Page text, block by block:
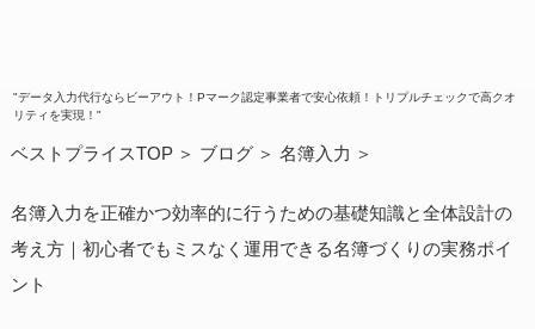
"データ入力代行ならビーアウト！Pマーク認定事業者で安心依頼！トリプルチェックで高クオ
リティを実現！"
ベストプライスTOP ブログ 名簿入力
名簿入力を正確かつ効率的に行うための基礎知識と全体設計の
考え方｜初心者でもミスなく運用できる名簿づくりの実務ポイ
ント